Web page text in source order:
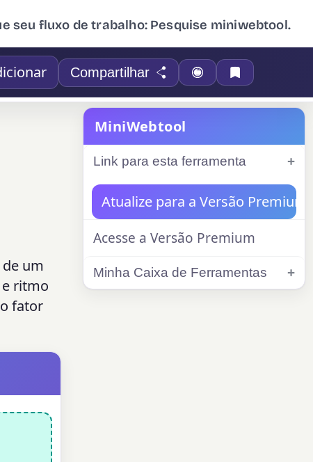
seu fluxo de trabalho: Pesquise miniwebtool.
Compartilhar
um
ritmo
fator
MiniWebtool
Link para esta ferramenta
Atualize para a Versão Premium
Acesse a Versão Premium
Minha Caixa de Ferramentas